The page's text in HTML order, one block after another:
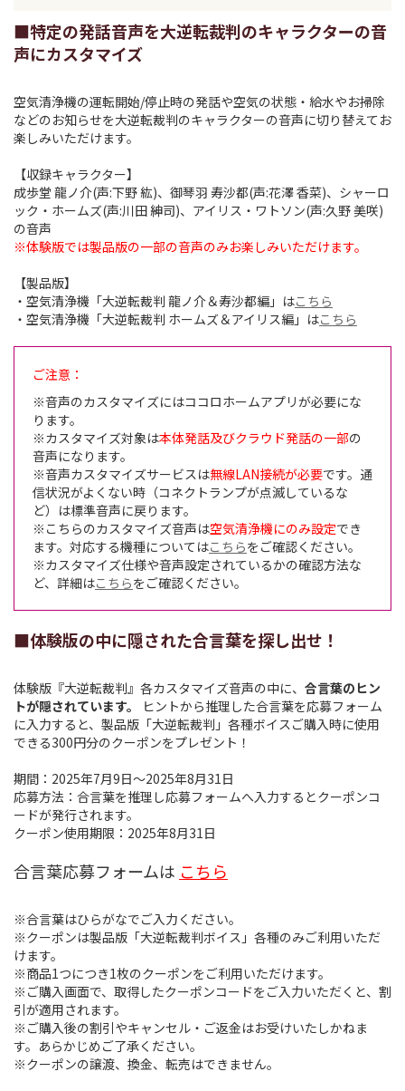
■特定の発話音声を大逆転裁判のキャラクターの音
声にカスタマイズ
空気清浄機の運転開始/停止時の発話や空気の状態・給水やお掃除
などのお知らせを大逆転裁判のキャラクターの音声に切り替えてお
楽しみいただけます。
【収録キャラクター】
成歩堂 龍ノ介(声:下野 紘)、御琴羽 寿沙都(声:花澤 香菜)、シャーロ
ック・ホームズ(声:川田 紳司)、アイリス・ワトソン(声:久野 美咲)
の音声
※体験版では製品版の一部の音声のみお楽しみいただけます。
【製品版】
・空気清浄機「大逆転裁判 龍ノ介＆寿沙都編」はこちら
・空気清浄機「大逆転裁判 ホームズ＆アイリス編」はこちら
ご注意：
※音声のカスタマイズにはココロホームアプリが必要にな
ります。
※カスタマイズ対象は本体発話及びクラウド発話の一部の
音声になります。
※音声カスタマイズサービスは無線LAN接続が必要です。通
信状況がよくない時（コネクトランプが点滅しているな
ど）は標準音声に戻ります。
※こちらのカスタマイズ音声は空気清浄機にのみ設定でき
ます。対応する機種についてはこちらをご確認ください。
※カスタマイズ仕様や音声設定されているかの確認方法な
ど、詳細はこちらをご確認ください。
■体験版の中に隠された合言葉を探し出せ！
体験版『大逆転裁判』各カスタマイズ音声の中に、 合言葉のヒン
トが隠されています。
ヒントから推理した合言葉を応募フォーム
に入力すると、製品版「大逆転裁判」各種ボイスご購入時に使用
できる300円分のクーポンをプレゼント！
期間：2025年7月9日～2025年8月31日
応募方法：合言葉を推理し応募フォームへ入力するとクーポンコ
ードが発行されます。
クーポン使用期限：2025年8月31日
合言葉応募フォームは こちら
※合言葉はひらがなでご入力ください。
※クーポンは製品版「大逆転裁判ボイス」各種のみご利用いただ
けます。
※商品1つにつき1枚のクーポンをご利用いただけます。
※ご購入画面で、取得したクーポンコードをご入力いただくと、割
引が適用されます。
※ご購入後の割引やキャンセル・ご返金はお受けいたしかねま
す。あらかじめご了承ください。
※クーポンの譲渡、換金、転売はできません。